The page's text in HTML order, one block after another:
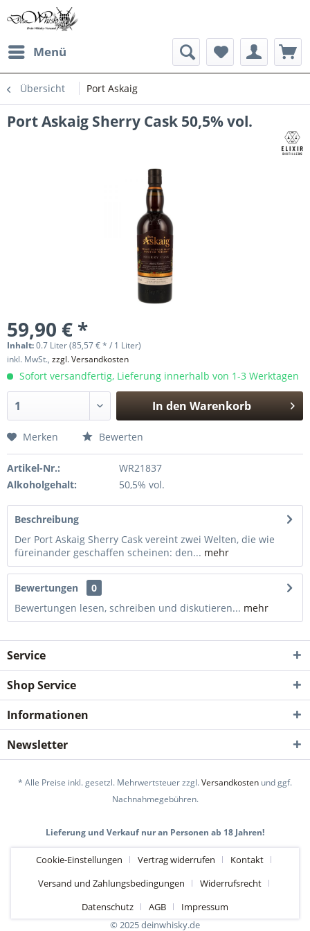
Menü
Übersicht Port Askaig
Port Askaig Sherry Cask 50,5% vol.
59,90 € *
Inhalt:0.7 Liter (85,57 € * / 1 Liter)
inkl. MwSt., zzgl. Versandkosten
Sofort versandfertig, Lieferung innerhalb von 1-3 Werktagen
In den Warenkorb
Merken Bewerten
Artikel-Nr.:
WR21837
Alkoholgehalt:
50,5% vol.
Beschreibung
Der Port Askaig Sherry Cask vereint zwei Welten, die wie
füreinander geschaffen scheinen: den... mehr
Bewertungen
0
Bewertungen lesen, schreiben und diskutieren... mehr
Service
Shop Service
Informationen
Newsletter
* Alle Preise inkl. gesetzl. Mehrwertsteuer zzgl.Versandkosten und ggf.
Nachnahmegebühren.
Lieferung und Verkauf nur an Personen ab 18 Jahren!
Cookie-Einstellungen Vertrag widerrufen
Kontakt
Versand und Zahlungsbedingungen
Widerrufsrecht
Datenschutz
AGB
Impressum
© 2025 deinwhisky.de